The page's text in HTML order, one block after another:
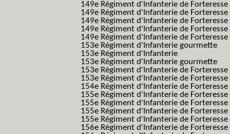
149e Régiment d'Infanterie de
149e Régiment d'Infanterie de
149e Régiment d'Infanterie de
149e Régiment d'Infanterie de
149e Régiment d'Infanterie de
153e Régiment d'Infanterie gourmette
153e Régiment d'Infanterie
153e Régiment d'Infanterie gourmette
153e Régiment d'Infanterie de
153e Régiment d'Infanterie de
154e Régiment d'Infanterie de Forteresse
155e Régiment d'Infanterie de
155e Régiment d'Infanterie de
155e Régiment d'Infanterie de
155e Régiment d'Infanterie de
156e Régiment d'Infanterie de Forteresse